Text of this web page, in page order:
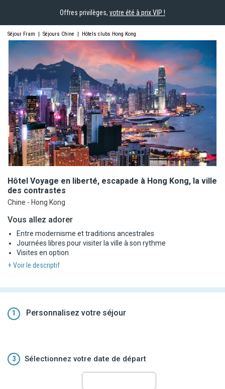
Offres privilèges, votre été à prix VIP !
Séjour Fram | Séjours Chine | Hôtels clubs Hong Kong
Hôtel Voyage en liberté, escapade à Hong Kong, la ville
des contrastes
Chine - Hong Kong
Vous allez adorer
Entre modernisme et traditions ancestrales
Journées libres pour visiter la ville à son rythme
Visites en option
+ Voir le descriptif
1 Personnalisez votre séjour
3 Sélectionnez votre date de départ